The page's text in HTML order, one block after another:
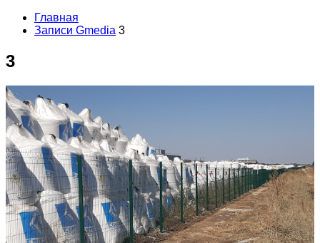
Главная
Записи Gmedia 3
3